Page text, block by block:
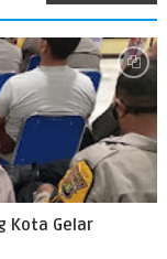
Kota Gelar